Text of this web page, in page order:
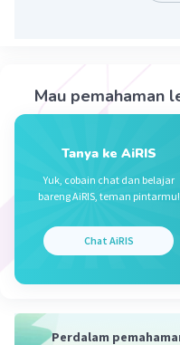
Beri Rating·1.0 (3 )
Mau pemahaman
Tanya ke AiRIS
Yuk, cobain chat dan belajar
bareng AiRIS, teman pintarmu!
Chat AiRIS
Perdalam